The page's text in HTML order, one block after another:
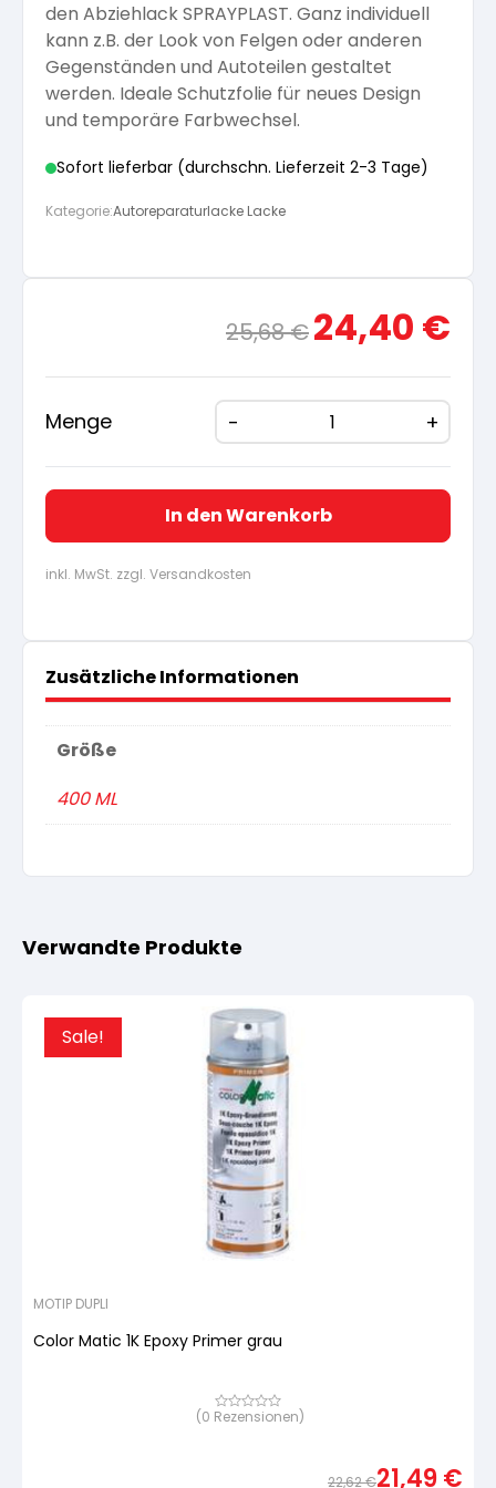
Öle für Außen
Versiegelung für Beton
Kalkfarben
Anti Schimmelfarbe
Isolierfarben
Latexfarben
Silikatfarben
Pflege und Reinigung
Spezialprodukte
Arbeitshandschuhe
Dichtmassen
den Abziehlack SPRAYPLAST. Ganz individuell
kann z.B. der Look von Felgen oder anderen
Gegenständen und Autoteilen gestaltet
werden. Ideale Schutzfolie für neues Design
und temporäre Farbwechsel.
Sofort lieferbar (durchschn. Lieferzeit 2-3 Tage)
Kategorie:Autoreparaturlacke Lacke
25,68€
Ursprünglicher
Preis
24,40 €
Menge
In den Warenkorb
inkl. MwSt. zzgl. Versandkosten
Zusätzliche Informationen
Größe
400 ML
Verwandte Produkte
Sale!
MOTIP DUPLI
Color Matic 1K Epoxy Primer grau
Bewertet
(0 Rezensionen)
22,62€21,49€